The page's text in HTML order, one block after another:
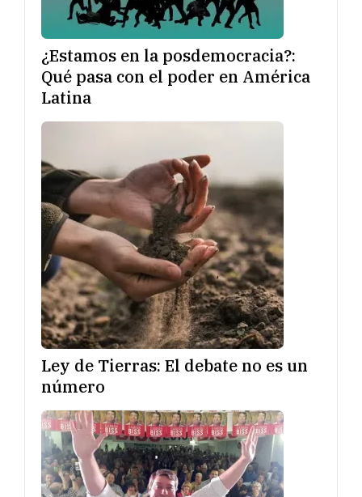
¿Estamos en la posdemocracia?:
Qué pasa con el poder en América
Latina
Ley de Tierras: El debate no es un
número